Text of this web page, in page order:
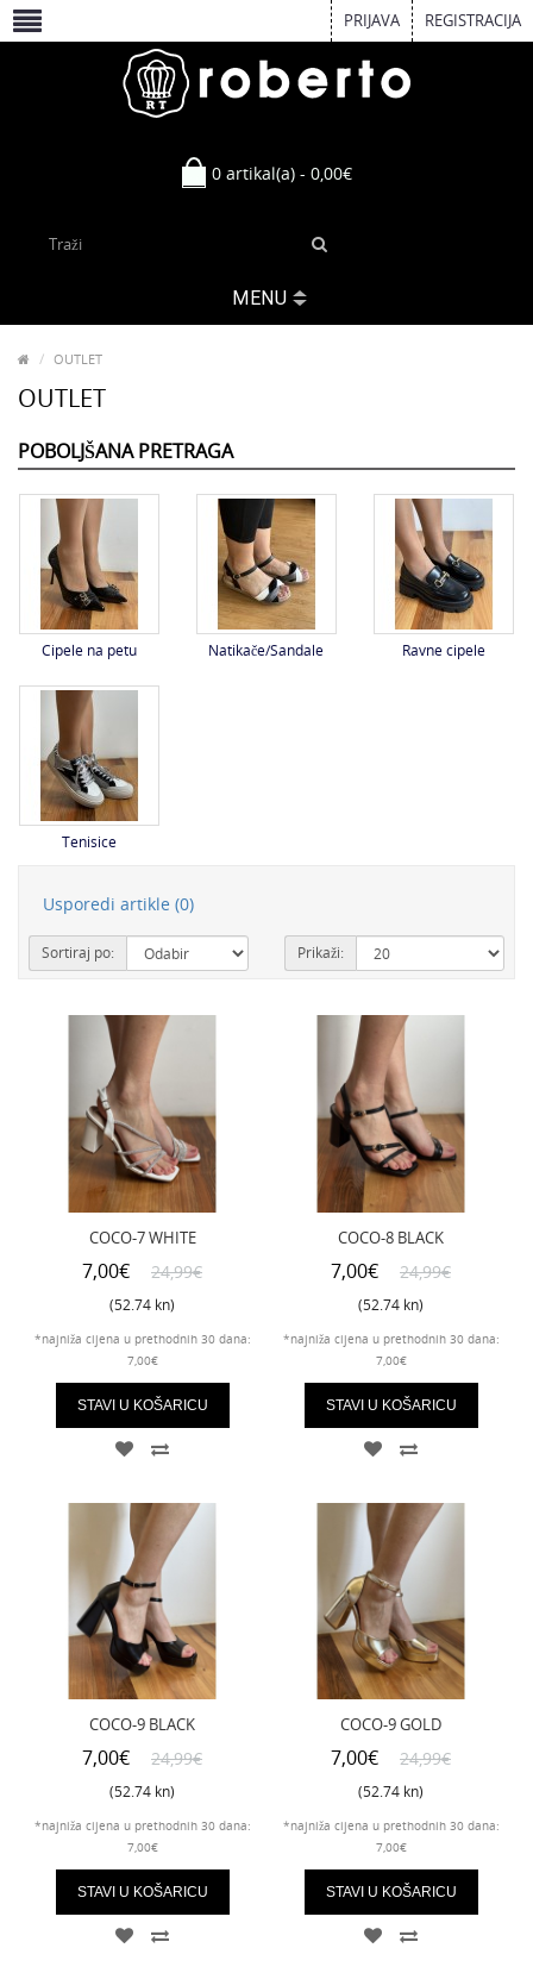
PRIJAVA REGISTRACIJA
0 artikal(a) - 0,00€
MENU
OUTLET
OUTLET
POBOLJŠANA PRETRAGA
Cipele na petu Natikače/Sandale Ravne cipele
Tenisice
Usporedi artikle (0)
Sortiraj po: Prikaži:
COCO-7 WHITE
7,00€ 24,99€
(52.74 kn)
*najniža cijena u prethodnih 30 dana:
7,00€
STAVI U KOŠARICU
COCO-8 BLACK
7,00€ 24,99€
(52.74 kn)
*najniža cijena u prethodnih 30 dana:
7,00€
STAVI U KOŠARICU
COCO-9 BLACK
7,00€ 24,99€
(52.74 kn)
*najniža cijena u prethodnih 30 dana:
7,00€
STAVI U KOŠARICU
COCO-9 GOLD
7,00€ 24,99€
(52.74 kn)
*najniža cijena u prethodnih 30 dana:
7,00€
STAVI U KOŠARICU